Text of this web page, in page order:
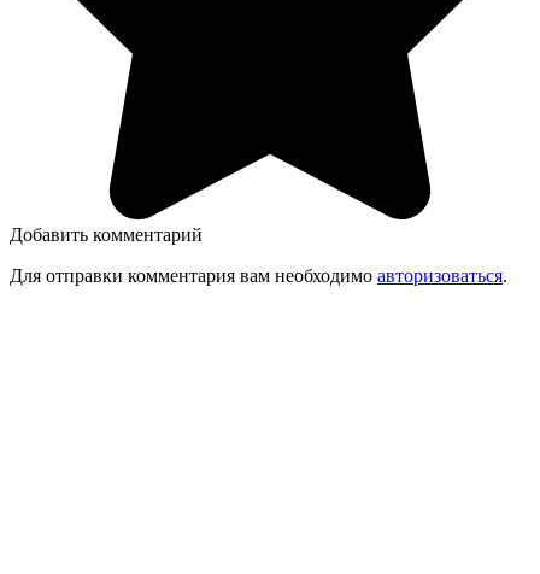
Добавить комментарий
Для отправки комментария вам необходимо авторизоваться.